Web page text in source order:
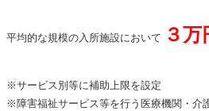
平均的な規模の入所施設において ３万
※サービス別等に補助上限を設定
※障害福祉サービス等を行う医療機関・介